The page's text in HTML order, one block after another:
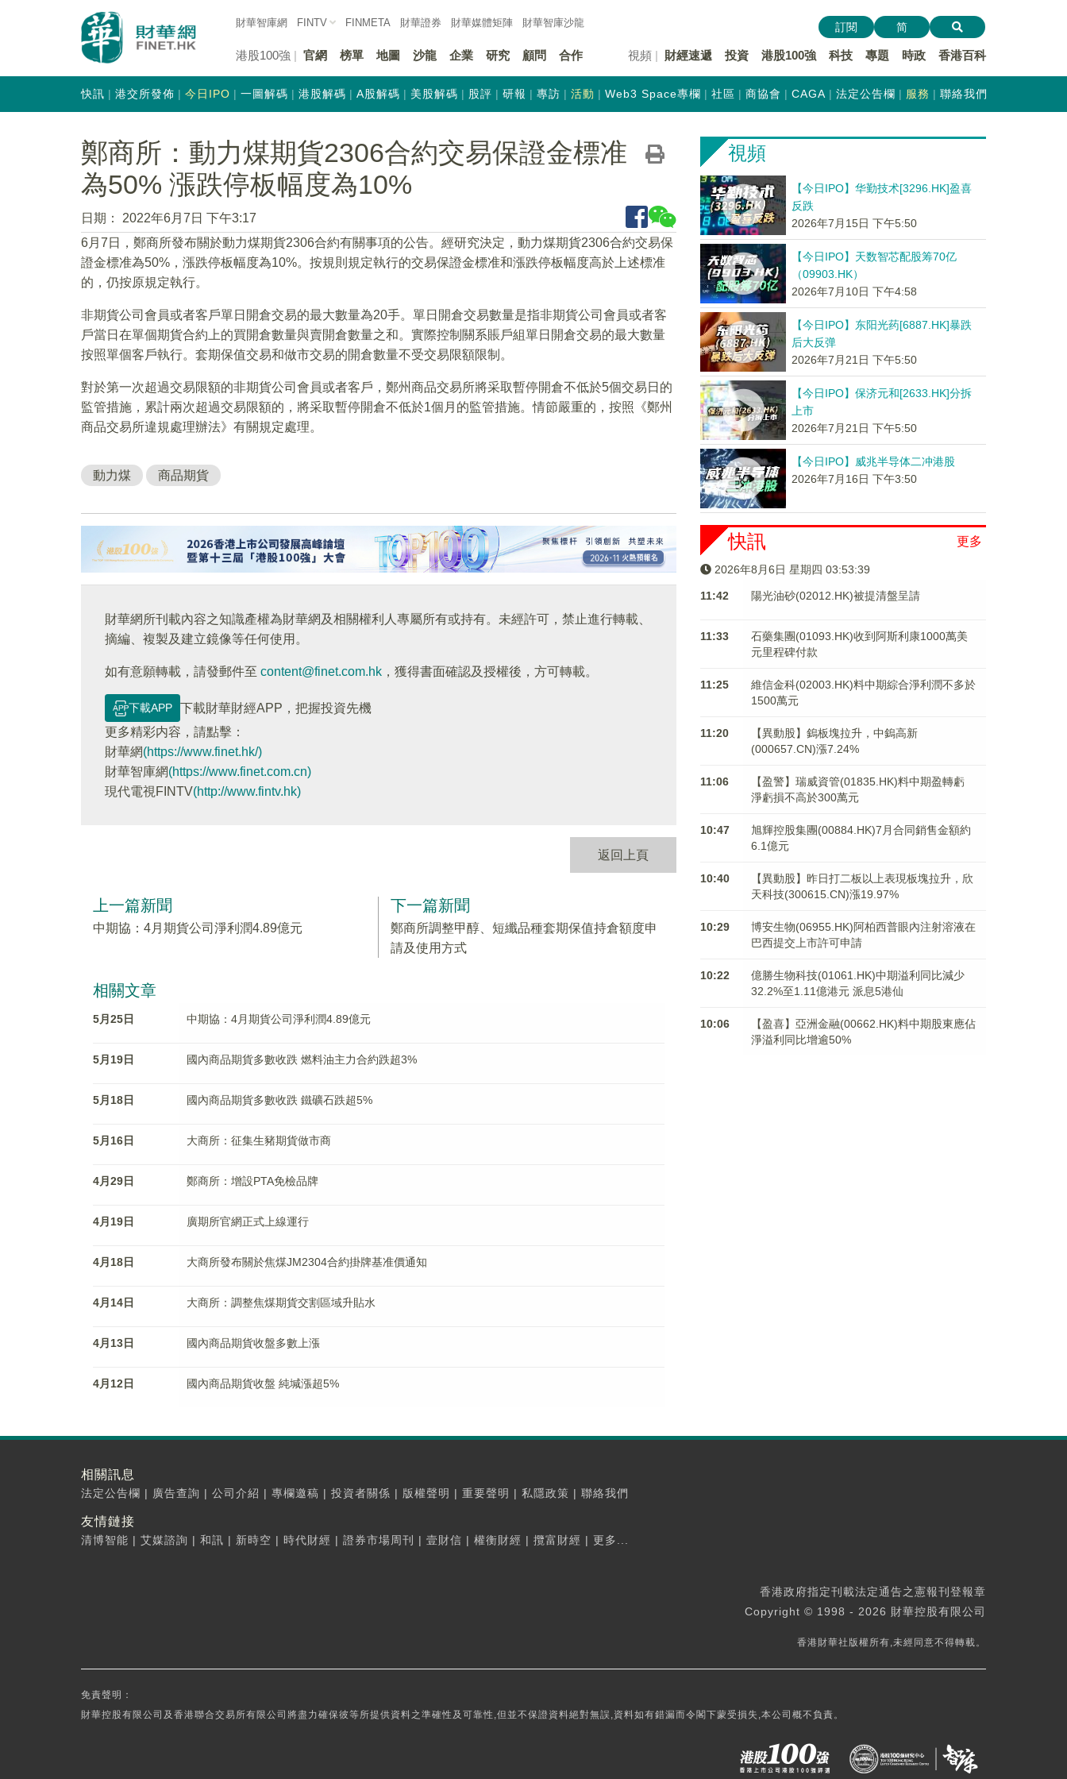
財華智庫網 FINTV FINMETA 財華證券 財華媒體矩陣 財華智庫沙龍
港股100強 官網 榜單 地圖 沙龍 企業 研究 顧問 合作 視頻 財經速遞 投資 港股100強 科技 專題 時政 香港百科
訂閱 简
快訊 港交所發佈 今日IPO 一圖解碼 港股解碼 A股解碼 美股解碼 股評 研報 專訪 活動 Web3 Space專欄 社區 商協會 CAGA 法定公告欄 服務 聯絡我們
鄭商所：動力煤期貨2306合約交易保證金標准
為50% 漲跌停板幅度為10%
日期：
2022年6月7日 下午3:17
6月7日，鄭商所發布關於動力煤期貨2306合約有關事項的公告。經研究決定，動力煤期貨2306合約交易保
證金標准為50%，漲跌停板幅度為10%。按規則規定執行的交易保證金標准和漲跌停板幅度高於上述標准
的，仍按原規定執行。
非期貨公司會員或者客戶單日開倉交易的最大數量為20手。單日開倉交易數量是指非期貨公司會員或者客
戶當日在單個期貨合約上的買開倉數量與賣開倉數量之和。實際控制關系賬戶組單日開倉交易的最大數量
按照單個客戶執行。套期保值交易和做市交易的開倉數量不受交易限額限制。
對於第一次超過交易限額的非期貨公司會員或者客戶，鄭州商品交易所將采取暫停開倉不低於5個交易日的
監管措施，累計兩次超過交易限額的，將采取暫停開倉不低於1個月的監管措施。情節嚴重的，按照《鄭州
商品交易所違規處理辦法》有關規定處理。
動力煤 商品期貨
財華網所刊載內容之知識產權為財華網及相關權利人專屬所有或持有。未經許可，禁止進行轉載、
摘編、複製及建立鏡像等任何使用。
如有意願轉載，請發郵件至 content@finet.com.hk ，獲得書面確認及授權後，方可轉載。
下載APP
下載財華財經APP，把握投資先機
更多精彩内容，請點擊：
財華網(https://www.finet.hk/)
財華智庫網(https://www.finet.com.cn)
現代電視FINTV(http://www.fintv.hk)
返回上頁
上一篇新聞
中期協：4月期貨公司淨利潤4.89億元
下一篇新聞
鄭商所調整甲醇、短纖品種套期保值持倉額度申
請及使用方式
相關文章
5月25日 中期協：4月期貨公司淨利潤4.89億元
5月19日 國內商品期貨多數收跌 燃料油主力合約跌超3%
5月18日 國內商品期貨多數收跌 鐵礦石跌超5%
5月16日 大商所：征集生豬期貨做市商
4月29日 鄭商所：增設PTA免檢品牌
4月19日 廣期所官網正式上線運行
4月18日 大商所發布關於焦煤JM2304合約掛牌基准價通知
4月14日 大商所：調整焦煤期貨交割區域升貼水
4月13日 國內商品期貨收盤多數上漲
4月12日 國內商品期貨收盤 純堿漲超5%
視頻
【今日IPO】华勤技术[3296.HK]盈喜
反跌
2026年7月15日 下午5:50
【今日IPO】天数智芯配股筹70亿
（09903.HK）
2026年7月10日 下午4:58
【今日IPO】东阳光药[6887.HK]暴跌
后大反弹
2026年7月21日 下午5:50
【今日IPO】保济元和[2633.HK]分拆
上市
2026年7月21日 下午5:50
【今日IPO】威兆半导体二冲港股
2026年7月16日 下午3:50
更多
快訊
2026年8月6日 星期四 03:53:40
11:42 陽光油砂(02012.HK)被提清盤呈請
11:33
石藥集團(01093.HK)收到阿斯利康1000萬美
元里程碑付款
11:25
維信金科(02003.HK)料中期綜合淨利潤不多於
1500萬元
11:20
【異動股】鎢板塊拉升，中鎢高新
(000657.CN)漲7.24%
11:06
【盈警】瑞威資管(01835.HK)料中期盈轉虧
淨虧損不高於300萬元
10:47
旭輝控股集團(00884.HK)7月合同銷售金額約
6.1億元
10:40
【異動股】昨日打二板以上表現板塊拉升，欣
天科技(300615.CN)漲19.97%
10:29
博安生物(06955.HK)阿柏西普眼內注射溶液在
巴西提交上市許可申請
10:22
億勝生物科技(01061.HK)中期溢利同比減少
32.2%至1.11億港元 派息5港仙
10:06
【盈喜】亞洲金融(00662.HK)料中期股東應佔
淨溢利同比增逾50%
相關訊息
法定公告欄 | 廣告查詢 | 公司介紹 | 專欄邀稿 | 投資者關係 | 版權聲明 | 重要聲明 | 私隱政策 | 聯絡我們
友情鏈接
清博智能 | 艾媒諮詢 | 和訊 | 新時空 | 時代財經 | 證券市場周刊 | 壹財信 | 權衡財經 | 攬富財經 | 更多...
香港政府指定刊載法定通告之憲報刊登報章
Copyright © 1998 - 2026 財華控股有限公司
香港財華社版權所有,未經同意不得轉載。
免責聲明：
財華控股有限公司及香港聯合交易所有限公司將盡力確保彼等所提供資料之準確性及可靠性,但並不保證資料絕對無誤,資料如有錯漏而令閣下蒙受損失,本公司概不負責。